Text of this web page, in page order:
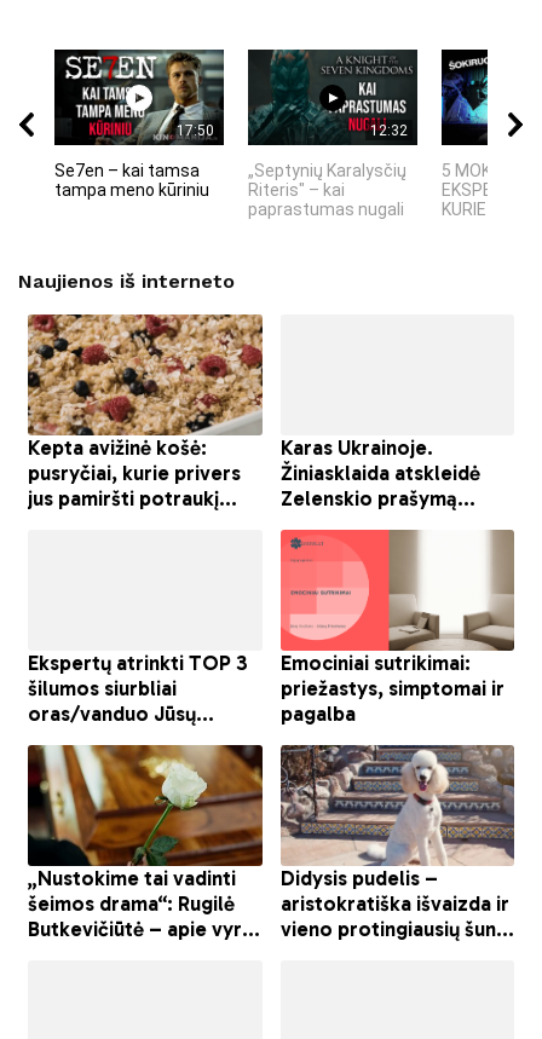
17:50
Se7en – kai tamsa
tampa meno kūriniu
12:32
„Septynių Karalysčių
Riteris" – kai
paprastumas nugali
5 MOKSLINIAI
KURIE
Naujienos iš interneto